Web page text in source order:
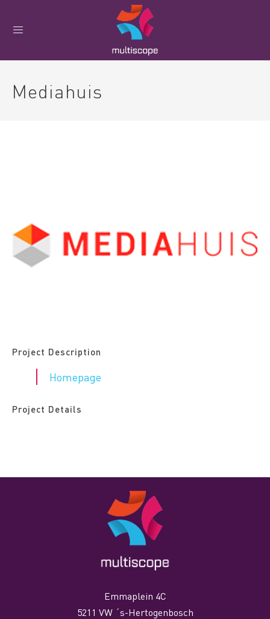
Mediahuis
Project Description
Homepage
Project Details
Emmaplein 4C
5211 VW ´s-Hertogenbosch